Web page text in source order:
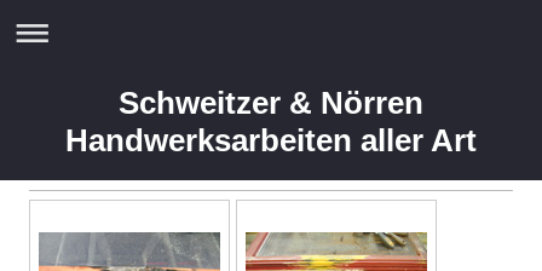
Schweitzer & Nörren
Handwerksarbeiten aller Art